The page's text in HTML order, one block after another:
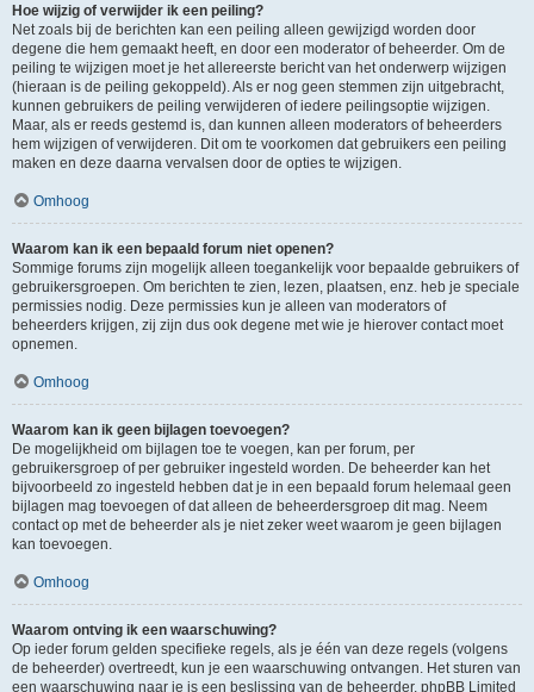
Hoe wijzig of verwijder ik een peiling?
Net zoals bij de berichten kan een peiling alleen gewijzigd worden door
degene die hem gemaakt heeft, en door een moderator of beheerder. Om de
peiling te wijzigen moet je het allereerste bericht van het onderwerp wijzigen
(hieraan is de peiling gekoppeld). Als er nog geen stemmen zijn uitgebracht,
kunnen gebruikers de peiling verwijderen of iedere peilingsoptie wijzigen.
Maar, als er reeds gestemd is, dan kunnen alleen moderators of beheerders
hem wijzigen of verwijderen. Dit om te voorkomen dat gebruikers een peiling
maken en deze daarna vervalsen door de opties te wijzigen.
Omhoog
Waarom kan ik een bepaald forum niet openen?
Sommige forums zijn mogelijk alleen toegankelijk voor bepaalde gebruikers of
gebruikersgroepen. Om berichten te zien, lezen, plaatsen, enz. heb je speciale
permissies nodig. Deze permissies kun je alleen van moderators of
beheerders krijgen, zij zijn dus ook degene met wie je hierover contact moet
opnemen.
Omhoog
Waarom kan ik geen bijlagen toevoegen?
De mogelijkheid om bijlagen toe te voegen, kan per forum, per
gebruikersgroep of per gebruiker ingesteld worden. De beheerder kan het
bijvoorbeeld zo ingesteld hebben dat je in een bepaald forum helemaal geen
bijlagen mag toevoegen of dat alleen de beheerdersgroep dit mag. Neem
contact op met de beheerder als je niet zeker weet waarom je geen bijlagen
kan toevoegen.
Omhoog
Waarom ontving ik een waarschuwing?
Op ieder forum gelden specifieke regels, als je één van deze regels (volgens
de beheerder) overtreedt, kun je een waarschuwing ontvangen. Het sturen van
een waarschuwing naar je is een beslissing van de beheerder, phpBB Limited